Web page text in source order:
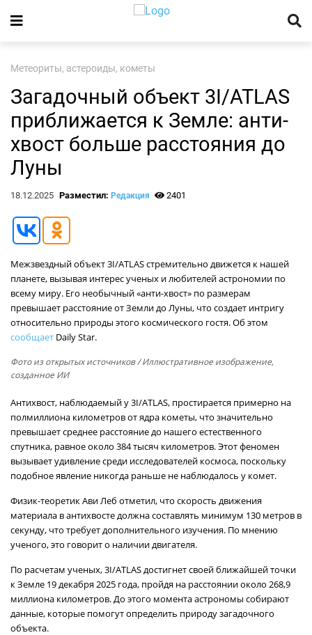
Метеориты, астероиды, кометы
Загадочный объект 3I/ATLAS
приближается к Земле: анти-
хвост больше расстояния до
Луны
18.12.2025 Разместил: Редакция 2401
Межзвездный объект 3I/ATLAS стремительно движется к нашей
планете, вызывая интерес ученых и любителей астрономии по
всему миру. Его необычный «анти-хвост» по размерам
превышает расстояние от Земли до Луны, что создает интригу
относительно природы этого космического гостя. Об этом
сообщает Daily Star.
Фото из открытых источников/ Иллюстративное изображение,
созданное ИИ
Антихвост, наблюдаемый у 3I/ATLAS, простирается примерно на
полмиллиона километров от ядра кометы, что значительно
превышает среднее расстояние до нашего естественного
спутника, равное около 384 тысяч километров. Этот феномен
вызывает удивление среди исследователей космоса, поскольку
подобное явление никогда раньше не наблюдалось у комет.
Физик-теоретик Ави Леб отметил, что скорость движения
материала в антихвосте должна составлять минимум 130 метров в
секунду, что требует дополнительного изучения. По мнению
ученого, это говорит о наличии двигателя.
По расчетам ученых, 3I/ATLAS достигнет своей ближайшей точки
к Земле 19 декабря 2025 года, пройдя на расстоянии около 268,9
миллиона километров. До этого момента астрономы собирают
данные, которые помогут определить природу загадочного
объекта.